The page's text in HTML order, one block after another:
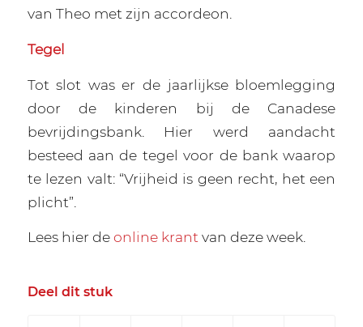
van Theo met zijn accordeon.
Tegel
Tot slot was er de jaarlijkse bloemlegging
door de kinderen bij de Canadese
bevrijdingsbank. Hier werd aandacht
besteed aan de tegel voor de bank waarop
te lezen valt: “Vrijheid is geen recht, het een
plicht”.
Lees hier deonline krant van deze week.
Deel dit stuk